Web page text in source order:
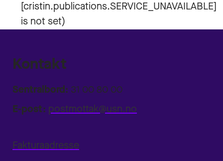
Kontakt
Sentralbord: 31 00 80 00
E-post: postmottak@usn.no
Fakturaadresse